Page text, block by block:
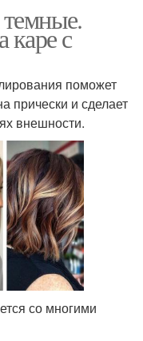
каре с
поможет
прически и сделает
внешности.
со многими